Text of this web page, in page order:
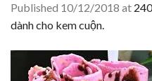
Published 10/12/2018 at
dành cho kem cuộn.